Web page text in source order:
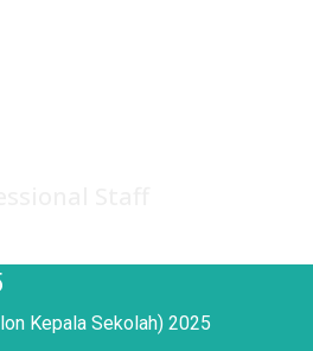
Kepala Sekolah) 2025